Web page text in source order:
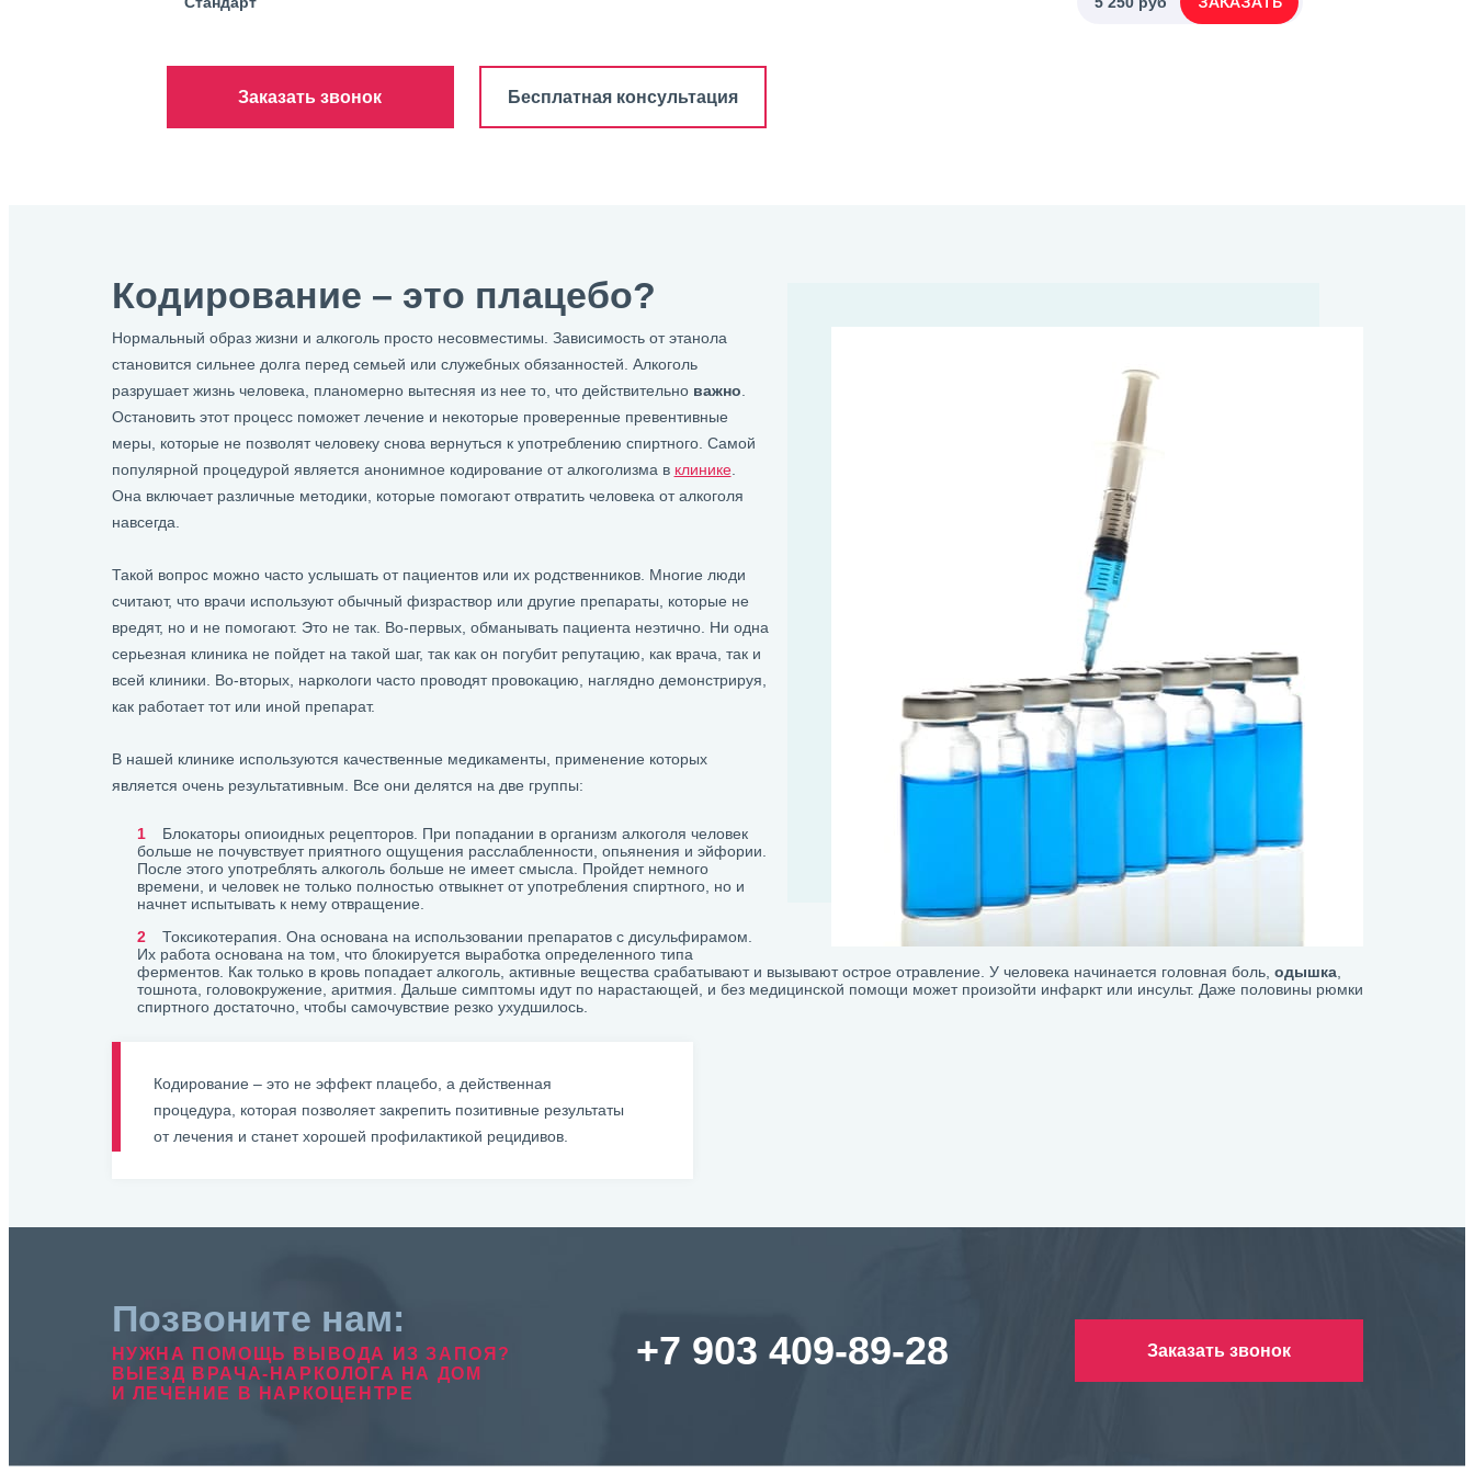
Заказать звонок Бесплатная консультация
Кодирование – это плацебо?
Нормальный образ жизни и алкоголь просто несовместимы. Зависимость от этанола
становится сильнее долга перед семьей или служебных обязанностей. Алкоголь
разрушает жизнь человека, планомерно вытесняя из нее то, что действительно важно
Остановить этот процесс поможет лечение и некоторые проверенные превентивные
меры, которые не позволят человеку снова вернуться к употреблению спиртного. Самой
популярной процедурой является анонимное кодирование от алкоголизма в клинике.
Она включает различные методики, которые помогают отвратить человека от алкоголя
навсегда.
Такой вопрос можно часто услышать от пациентов или их родственников. Многие люди
считают, что врачи используют обычный физраствор или другие препараты, которые не
вредят, но и не помогают. Это не так. Во-первых, обманывать пациента неэтично. Ни одна
серьезная клиника не пойдет на такой шаг, так как он погубит репутацию, как врача, так и
всей клиники. Во-вторых, наркологи часто проводят провокацию, наглядно демонстрируя,
как работает тот или иной препарат.
В нашей клинике используются качественные медикаменты, применение которых
является очень результативным. Все они делятся на две группы:
Блокаторы опиоидных рецепторов. При попадании в организм алкоголя человек
больше не почувствует приятного ощущения расслабленности, опьянения и эйфории.
После этого употреблять алкоголь больше не имеет смысла. Пройдет немного
времени, и человек не только полностью отвыкнет от употребления спиртного, но и
начнет испытывать к нему отвращение.
Токсикотерапия. Она основана на использовании препаратов с дисульфирамом.
Их работа основана на том, что блокируется выработка определенного типа
ферментов. Как только в кровь попадает алкоголь, активные вещества срабатывают и вызывают острое отравление. У человека начинается головная боль, одышка,
тошнота, головокружение, аритмия. Дальше симптомы идут по нарастающей, и без медицинской помощи может произойти инфаркт или инсульт. Даже половины рюмки
спиртного достаточно, чтобы самочувствие резко ухудшилось.
Кодирование – это не эффект плацебо, а действенная
процедура, которая позволяет закрепить позитивные результаты
от лечения и станет хорошей профилактикой рецидивов.
Позвоните нам:
НУЖНА ПОМОЩЬ ВЫВОДА ИЗ ЗАПОЯ?
ВЫЕЗД ВРАЧА-НАРКОЛОГА НА ДОМ
И ЛЕЧЕНИЕ В НАРКОЦЕНТРЕ
+7 903 409-89-28 Заказать звонок